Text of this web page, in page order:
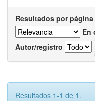
Resultados por página
En
Autor/registro
Resultados 1-1 de 1.